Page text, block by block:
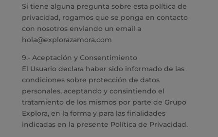
Si tiene alguna pregunta sobre esta política de
privacidad, rogamos que se ponga en contacto
con nosotros enviando un email a
hola@explorazamora.com
9.- Aceptación y Consentimiento
El Usuario declara haber sido informado de las
condiciones sobre protección de datos
personales, aceptando y consintiendo el
tratamiento de los mismos por parte de Grupo
Explora, en la forma y para las finalidades
indicadas en la presente Política de Privacidad.